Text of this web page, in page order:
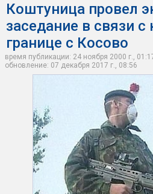
Коштуница провел
заседание в связи
границе с Косово
время публикации: 24 ноября 2000 г.,
обновление: 07 декабря 2017 г., 08:56